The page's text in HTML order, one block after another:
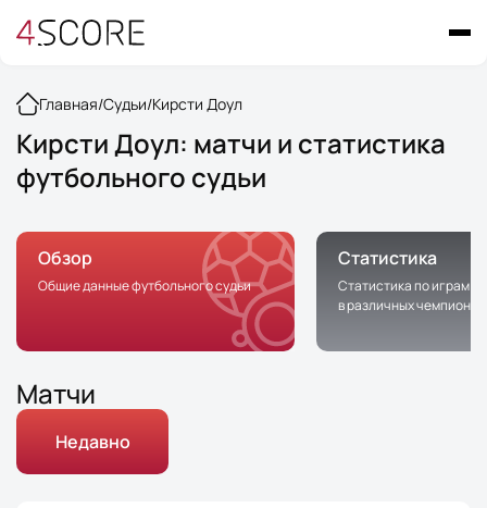
Главная/Судьи/Кирсти Доул
Кирсти Доул: матчи и статистика
футбольного судьи
Обзор
Общие данные футбольного судьи
Статистика
Статистика по играм с
в различных
Матчи
Недавно